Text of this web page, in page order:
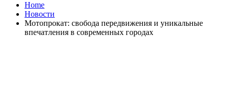
Home
Новости
Мотопрокат: свобода передвижения и уникальные
впечатления в современных городах